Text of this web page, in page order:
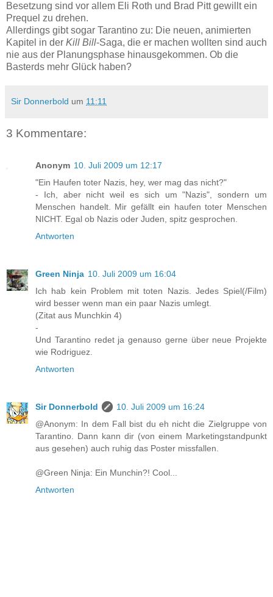
Besetzung sind vor allem Eli Roth und Brad Pitt gewillt ein
Prequel zu drehen.
Allerdings gibt sogar Tarantino zu: Die neuen, animierten
Kapitel in der Kill Bill-Saga, die er machen wollten sind auch
nie aus der Planungsphase hinausgekommen. Ob die
Basterds mehr Glück haben?
Sir Donnerbold um 11:11
3 Kommentare:
Anonym 10. Juli 2009 um 12:17
"Ein Haufen toter Nazis, hey, wer mag das nicht?"
- Ich, aber nicht weil es sich um "Nazis", sondern um
Menschen handelt. Mir gefällt ein haufen toter Menschen
NICHT. Egal ob Nazis oder Juden, spitz gesprochen.
Antworten
Green Ninja 10. Juli 2009 um 16:04
Ich hab kein Problem mit toten Nazis. Jedes Spiel(/Film)
wird besser wenn man ein paar Nazis umlegt.
(Zitat aus Munchkin 4)
-
Und Tarantino redet ja genauso gerne über neue Projekte
wie Rodriguez.
Antworten
Sir Donnerbold
10. Juli 2009 um 16:24
@Anonym: In dem Fall bist du eh nicht die Zielgruppe von
Tarantino. Dann kann dir (von einem Marketingstandpunkt
aus gesehen) auch ruhig das Poster missfallen.
@Green Ninja: Ein Munchin?! Cool...
Antworten